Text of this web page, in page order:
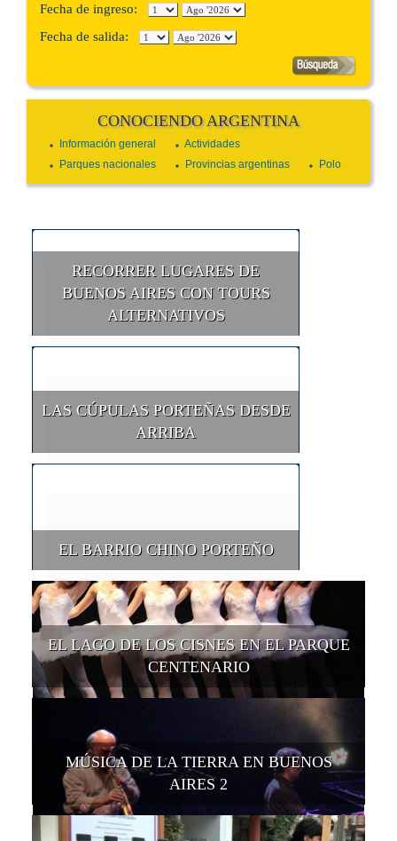
Fecha de ingreso:
Fecha de salida:
CONOCIENDO ARGENTINA
Información general
Actividades
Parques nacionales
Provincias argentinas Polo
RECORRER LUGARES DE
BUENOS AIRES CON TOURS
ALTERNATIVOS
LAS CÚPULAS PORTEÑAS DESDE
ARRIBA
EL BARRIO CHINO PORTEÑO
EL LAGO DE LOS CISNES EN EL PARQUE
CENTENARIO
MÚSICA DE LA TIERRA EN BUENOS
AIRES 2